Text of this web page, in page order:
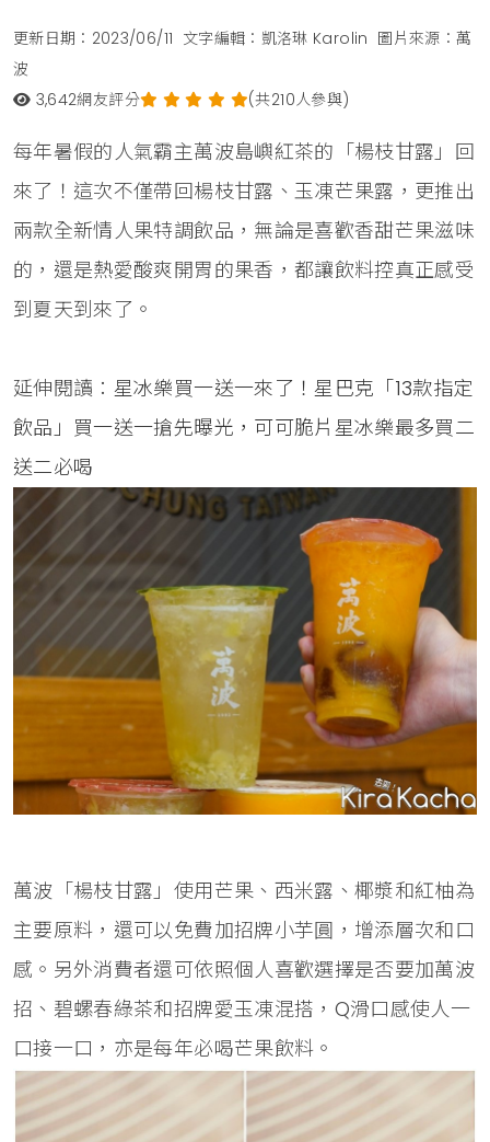
更新日期：2023/06/11 文字編輯：凱洛琳 Karolin 圖片來源：萬
波
3,642網友評分 (共210人參與)
每年暑假的人氣霸主萬波島嶼紅茶的「楊枝甘露」回
來了！這次不僅帶回楊枝甘露、玉凍芒果露，更推出
兩款全新情人果特調飲品，無論是喜歡香甜芒果滋味
的，還是熱愛酸爽開胃的果香，都讓飲料控真正感受
到夏天到來了。
延伸閱讀： 星冰樂買一送一來了！星巴克「13款指定
飲品」買一送一搶先曝光，可可脆片星冰樂最多買二
送二必喝
萬波「楊枝甘露」使用芒果、西米露、椰漿和紅柚為
主要原料，還可以免費加招牌小芋圓，增添層次和口
感。另外消費者還可依照個人喜歡選擇是否要加萬波
招、碧螺春綠茶和招牌愛玉凍混搭，Q滑口感使人一
口接一口，亦是每年必喝芒果飲料。